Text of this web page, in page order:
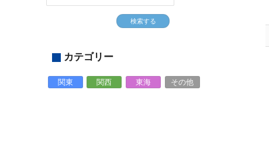
検索する
カテゴリー
関東 関西 東海 その他